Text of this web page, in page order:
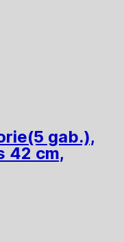
(5 gab.),
42 cm,